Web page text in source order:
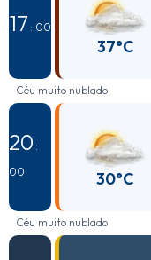
17 : 00
37°C
Céu muito nublado
20 :
00
30°C
Céu muito nublado